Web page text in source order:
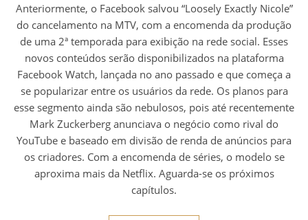
Anteriormente, o Facebook salvou “Loosely Exactly Nicole”
do cancelamento na MTV, com a encomenda da produção
de uma 2ª temporada para exibição na rede social. Esses
novos conteúdos serão disponibilizados na plataforma
Facebook Watch, lançada no ano passado e que começa a
se popularizar entre os usuários da rede. Os planos para
esse segmento ainda são nebulosos, pois até recentemente
Mark Zuckerberg anunciava o negócio como rival do
YouTube e baseado em divisão de renda de anúncios para
os criadores. Com a encomenda de séries, o modelo se
aproxima mais da Netflix. Aguarda-se os próximos
capítulos.